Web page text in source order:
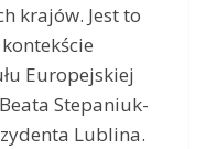
krajów. Jest to
Europejskiej
Stepaniuk-
Lublina.